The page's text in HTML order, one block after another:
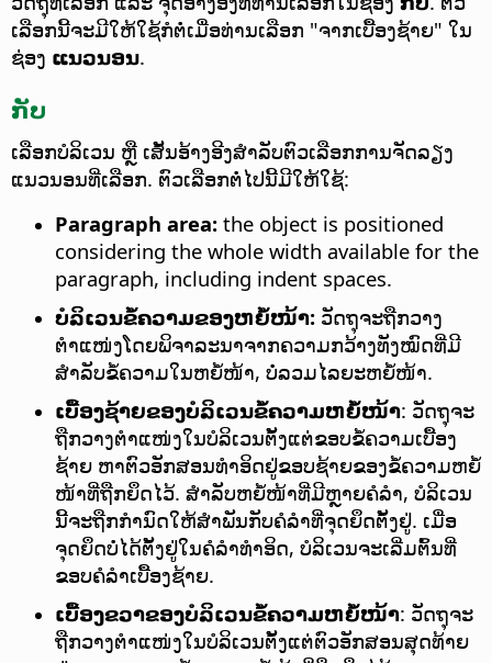
ເລືອກນີ້ຈະມີໃຫ້ໃຊ້ກໍຕໍ່ເມື່ອທ່ານເລືອກ "ຈາກເບື້ອງຊ້າຍ" ໃນ
ຊ່ອງ ແນວນອນ.
ກັບ
ເລືອກບໍລິເວນ ຫຼື ເສັ້ນອ້າງອີງສຳລັບຕົວເລືອກການຈັດລຽງ
ແນວນອນທີ່ເລືອກ. ຕົວເລືອກຕໍ່ໄປນີ້ມີໃຫ້ໃຊ້:
Paragraph area: the object is positioned
considering the whole width available for the
paragraph, including indent spaces.
ບໍລິເວນຂໍ້ຄວາມຂອງຫຍໍ້ໜ້າ: ວັດຖຸຈະຖືກວາງ
ຕຳແໜ່ງໂດຍພິຈາລະນາຈາກຄວາມກວ້າງທັງໝົດທີ່ມີ
ສຳລັບຂໍ້ຄວາມໃນຫຍໍ້ໜ້າ, ບໍ່ລວມໄລຍະຫຍໍ້ໜ້າ.
ເບື້ອງຊ້າຍຂອງບໍລິເວນຂໍ້ຄວາມຫຍໍ້ໜ້າ: ວັດຖຸຈະ
ຖືກວາງຕຳແໜ່ງໃນບໍລິເວນຕັ້ງແຕ່ຂອບຂໍ້ຄວາມເບື້ອງ
ຊ້າຍ ຫາຕົວອັກສອນທຳອິດຢູ່ຂອບຊ້າຍຂອງຂໍ້ຄວາມຫຍໍ້
ໜ້າທີ່ຖືກຍຶດໄວ້. ສຳລັບຫຍໍ້ໜ້າທີ່ມີຫຼາຍຄໍລຳ, ບໍລິເວນ
ນີ້ຈະຖືກກຳນົດໃຫ້ສຳພັນກັບຄໍລຳທີ່ຈຸດຍຶດຕັ້ງຢູ່. ເມື່ອ
ຈຸດຍຶດບໍ່ໄດ້ຕັ້ງຢູ່ໃນຄໍລຳທຳອິດ, ບໍລິເວນຈະເລີ່ມຕົ້ນທີ່
ຂອບຄໍລຳເບື້ອງຊ້າຍ.
ເບື້ອງຂວາຂອງບໍລິເວນຂໍ້ຄວາມຫຍໍ້ໜ້າ: ວັດຖຸຈະ
ຖືກວາງຕຳແໜ່ງໃນບໍລິເວນຕັ້ງແຕ່ຕົວອັກສອນສຸດທ້າຍ